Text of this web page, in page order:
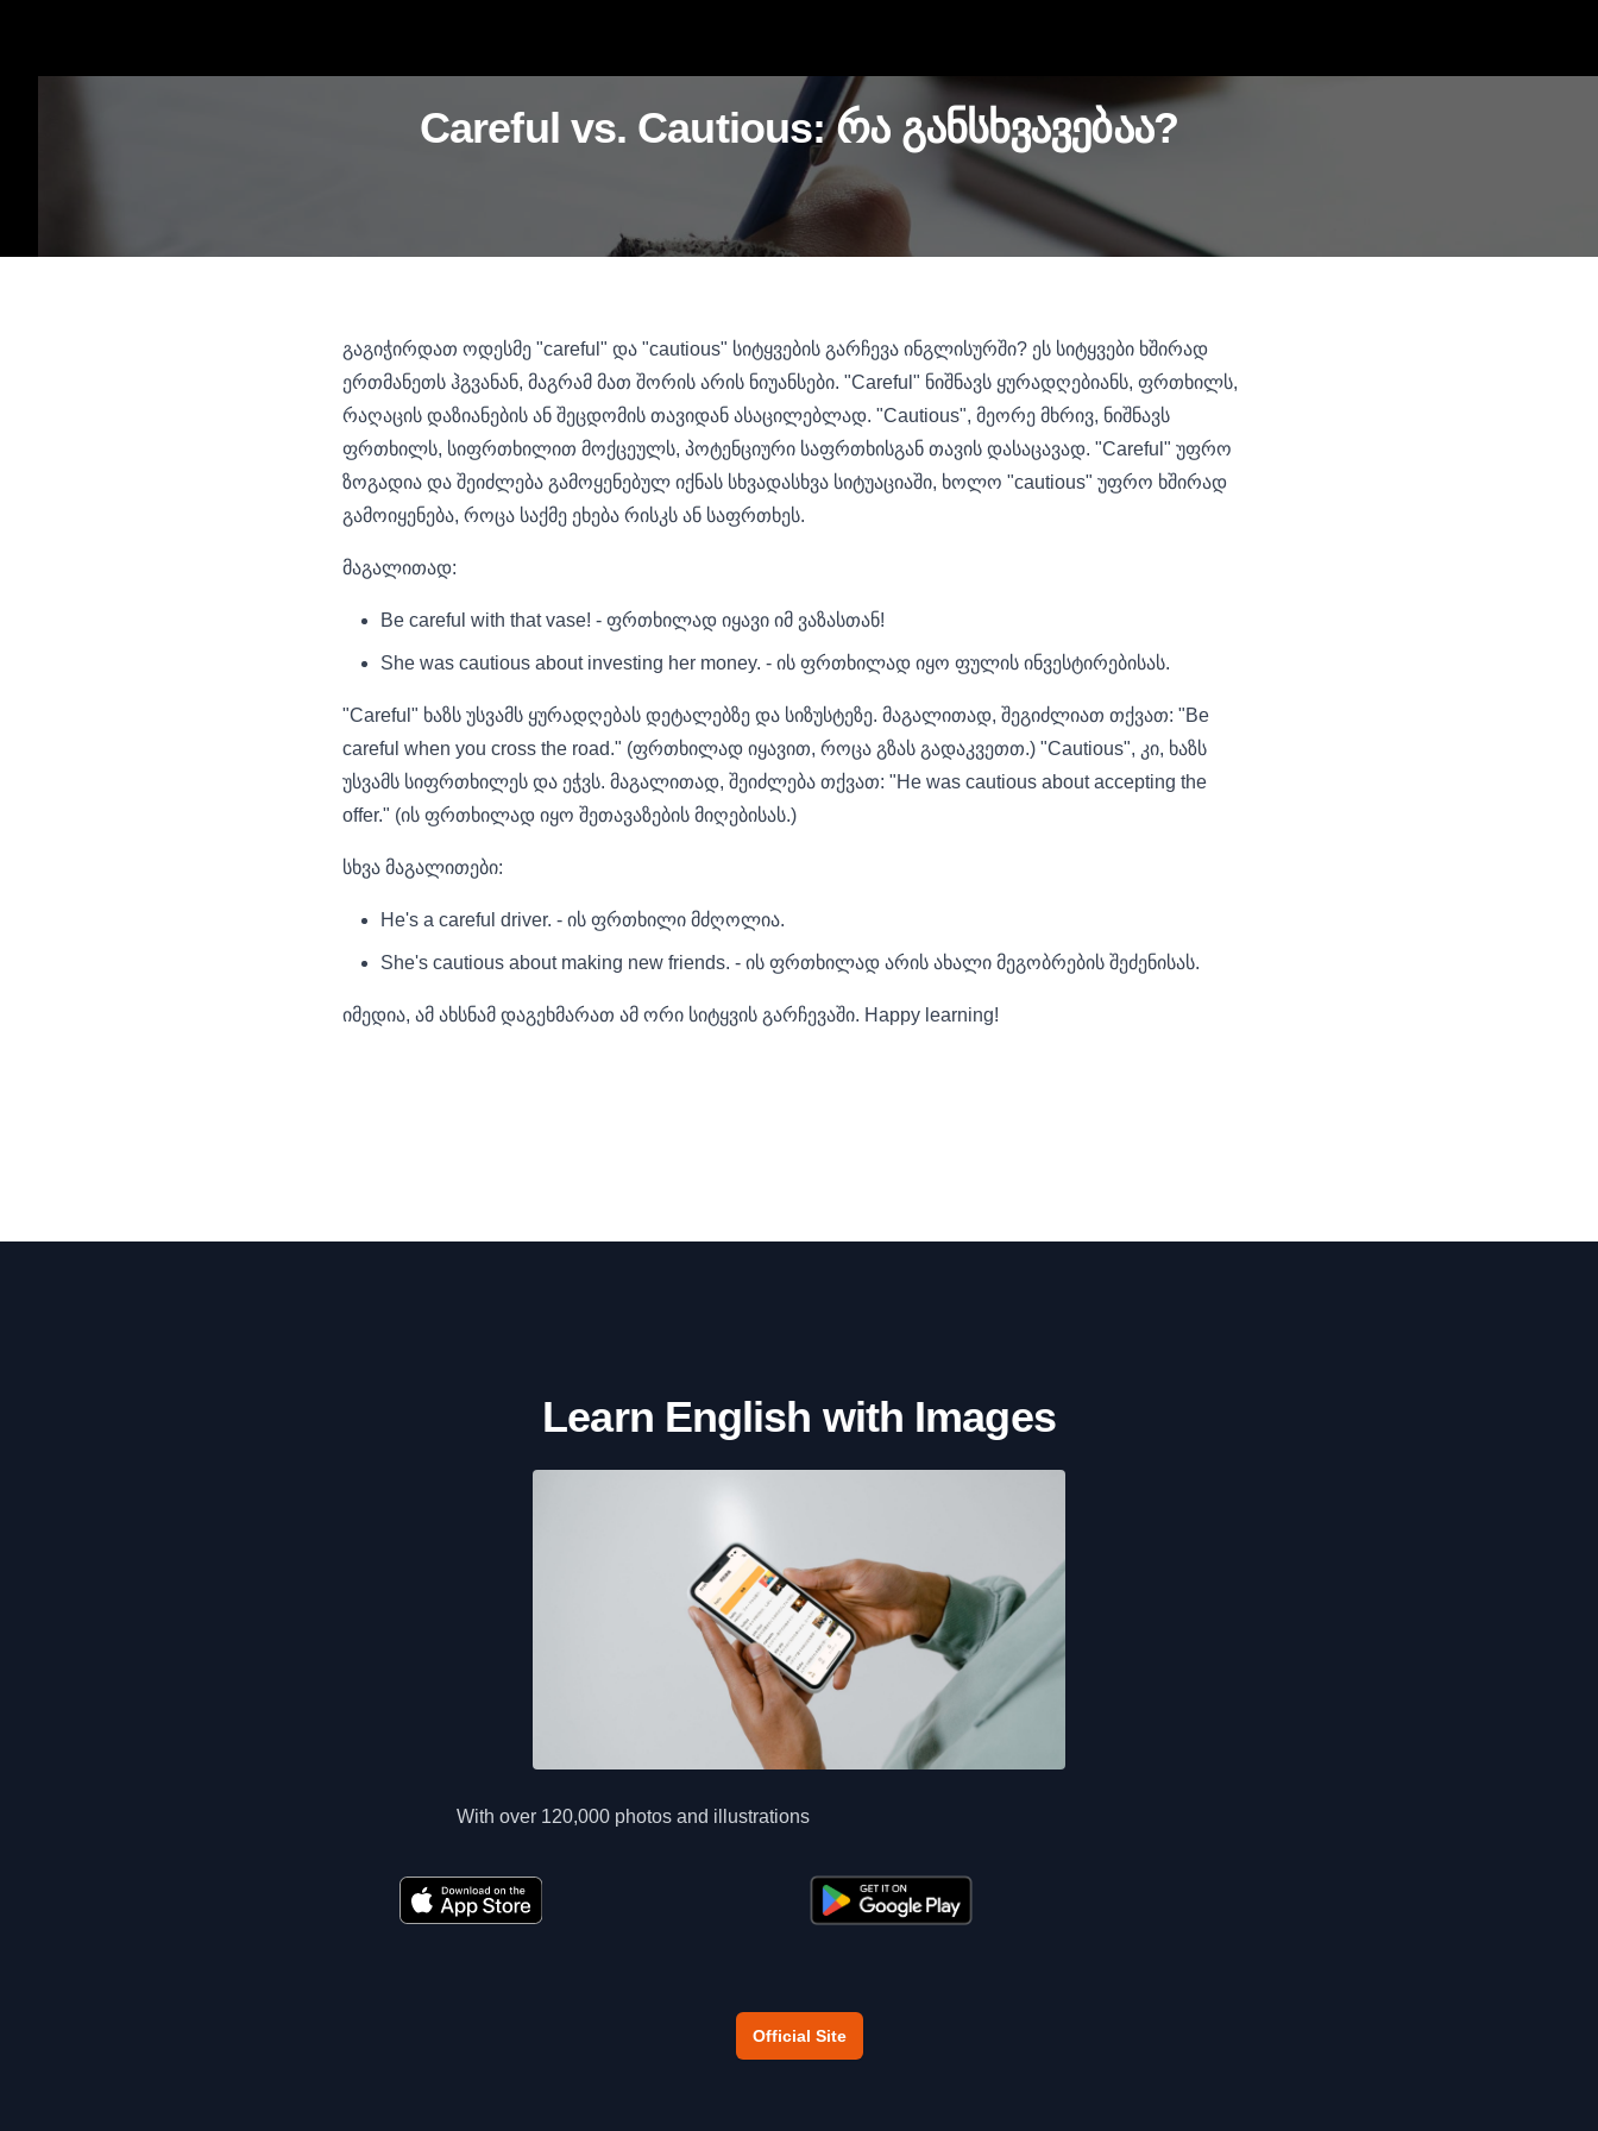
Careful vs. Cautious: რა განსხვავებაა?
გაგიჭირდათ ოდესმე "careful" და "cautious" სიტყვების გარჩევა ინგლისურში? ეს სიტყვები ხშირად
ერთმანეთს ჰგვანან, მაგრამ მათ შორის არის ნიუანსები. "Careful" ნიშნავს ყურადღებიანს, ფრთხილს,
რაღაცის დაზიანების ან შეცდომის თავიდან ასაცილებლად. "Cautious", მეორე მხრივ, ნიშნავს
ფრთხილს, სიფრთხილით მოქცეულს, პოტენციური საფრთხისგან თავის დასაცავად. "Careful" უფრო
ზოგადია და შეიძლება გამოყენებულ იქნას სხვადასხვა სიტუაციაში, ხოლო "cautious" უფრო ხშირად
გამოიყენება, როცა საქმე ეხება რისკს ან საფრთხეს.
მაგალითად:
Be careful with that vase! - ფრთხილად იყავი იმ ვაზასთან!
She was cautious about investing her money. - ის ფრთხილად იყო ფულის ინვესტირებისას.
"Careful" ხაზს უსვამს ყურადღებას დეტალებზე და სიზუსტეზე. მაგალითად, შეგიძლიათ თქვათ: "Be
careful when you cross the road." (ფრთხილად იყავით, როცა გზას გადაკვეთთ.) "Cautious", კი, ხაზს
უსვამს სიფრთხილეს და ეჭვს. მაგალითად, შეიძლება თქვათ: "He was cautious about accepting the
offer." (ის ფრთხილად იყო შეთავაზების მიღებისას.)
სხვა მაგალითები:
He's a careful driver. - ის ფრთხილი მძღოლია.
She's cautious about making new friends. - ის ფრთხილად არის ახალი მეგობრების შეძენისას.
იმედია, ამ ახსნამ დაგეხმარათ ამ ორი სიტყვის გარჩევაში. Happy learning!
Learn English with Images
With over 120,000 photos and illustrations
Official Site